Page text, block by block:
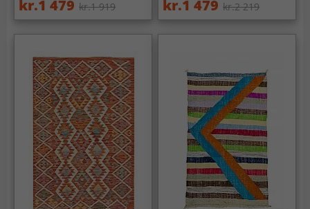
kr.1 479 kr.1 919 kr.1 479 kr.2 219